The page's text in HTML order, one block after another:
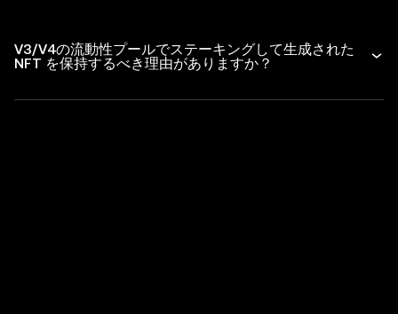
V3/V4の流動性プールでステーキングして生成された
NFT を保持するべき理由がありますか？